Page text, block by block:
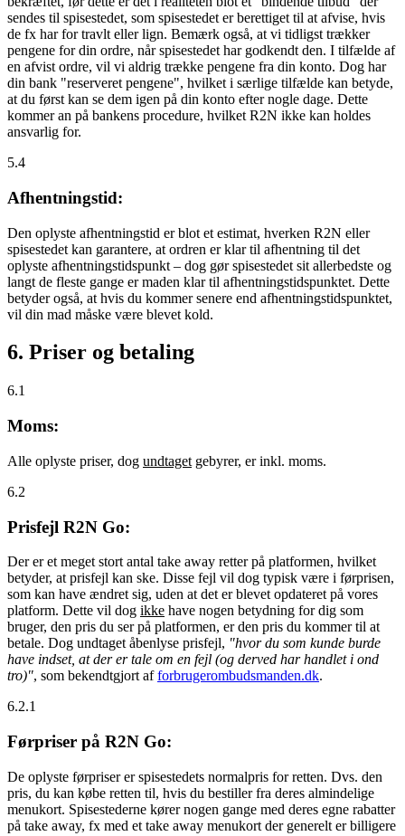
sendes til spisestedet, som spisestedet er berettiget til at afvise, hvis
de fx har for travlt eller lign. Bemærk også, at vi tidligst trækker
pengene for din ordre, når spisestedet har godkendt den. I tilfælde af
en afvist ordre, vil vi aldrig trække pengene fra din konto. Dog har
din bank "reserveret pengene", hvilket i særlige tilfælde kan betyde,
at du først kan se dem igen på din konto efter nogle dage. Dette
kommer an på bankens procedure, hvilket R2N ikke kan holdes
ansvarlig for.
5.4
Afhentningstid:
Den oplyste afhentningstid er blot et estimat, hverken R2N eller
spisestedet kan garantere, at ordren er klar til afhentning til det
oplyste afhentningstidspunkt – dog gør spisestedet sit allerbedste og
langt de fleste gange er maden klar til afhentningstidspunktet. Dette
betyder også, at hvis du kommer senere end afhentningstidspunktet,
vil din mad måske være blevet kold.
6. Priser og betaling
6.1
Moms:
Alle oplyste priser, dog undtaget gebyrer, er inkl. moms.
6.2
Prisfejl R2N Go:
Der er et meget stort antal take away retter på platformen, hvilket
betyder, at prisfejl kan ske. Disse fejl vil dog typisk være i førprisen,
som kan have ændret sig, uden at det er blevet opdateret på vores
platform. Dette vil dog ikke have nogen betydning for dig som
bruger, den pris du ser på platformen, er den pris du kommer til at
betale. Dog undtaget åbenlyse prisfejl, "hvor du som kunde burde
have indset, at der er tale om en fejl (og derved har handlet i ond
tro)", som bekendtgjort afforbrugerombudsmanden.dk.
6.2.1
Førpriser på R2N Go:
De oplyste førpriser er spisestedets normalpris for retten. Dvs. den
pris, du kan købe retten til, hvis du bestiller fra deres almindelige
menukort. Spisestederne kører nogen gange med deres egne rabatter
på take away, fx med et take away menukort der generelt er billigere